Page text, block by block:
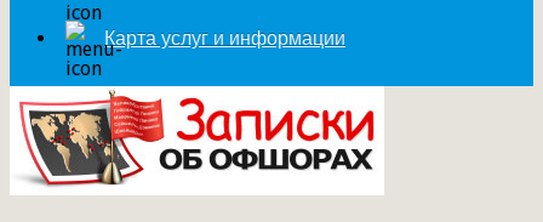
Карта услуг и информации